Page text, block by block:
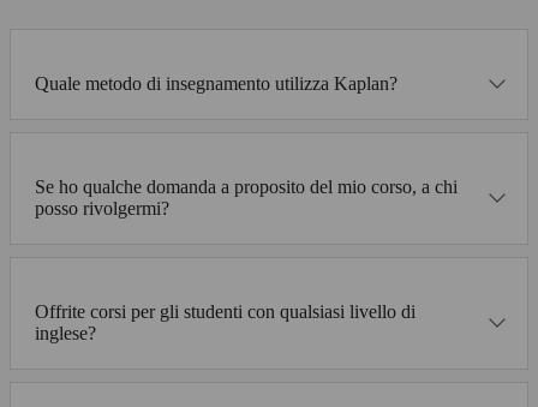
Quale metodo di insegnamento utilizza Kaplan?
Se ho qualche domanda a proposito del mio corso, a chi
posso rivolgermi?
Offrite corsi per gli studenti con qualsiasi livello di
inglese?